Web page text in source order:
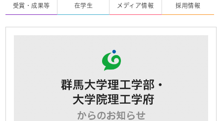
受賞・成果等 在学生 メディア情報 採用情報